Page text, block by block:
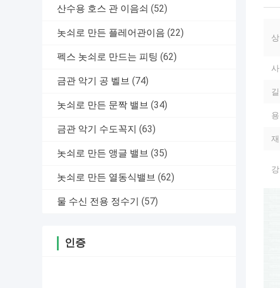
산수용 호스 관 이음쇠 (52)
놋쇠로 만든 플레어관이음 (22)
펙스 놋쇠로 만드는 피팅 (62)
금관 악기 공 벨브 (74)
놋쇠로 만든 문짝 밸브 (34)
금관 악기 수도꼭지 (63)
놋쇠로 만든 앵글 밸브 (35)
놋쇠로 만든 열동식밸브 (62)
물 수신 전용 정수기 (57)
인증